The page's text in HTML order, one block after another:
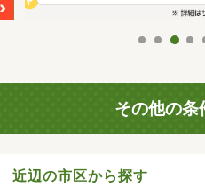
その他の条
近辺の市区から探す